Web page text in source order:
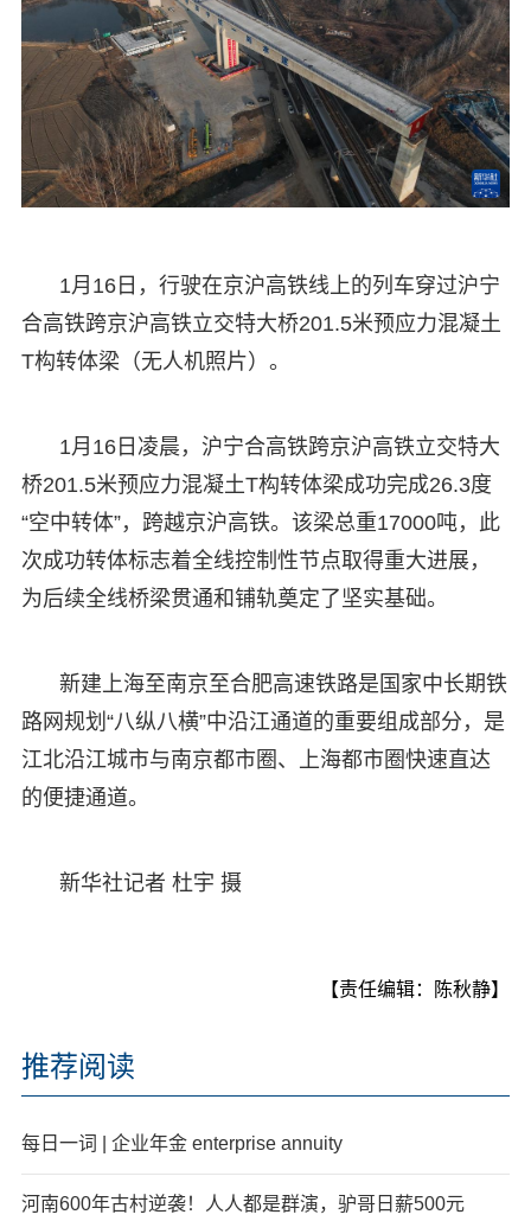
1月16日，行驶在京沪高铁线上的列车穿过沪宁
合高铁跨京沪高铁立交特大桥201.5米预应力混凝土
T构转体梁（无人机照片）。
1月16日凌晨，沪宁合高铁跨京沪高铁立交特大
桥201.5米预应力混凝土T构转体梁成功完成26.3度
“空中转体”，跨越京沪高铁。该梁总重17000吨，此
次成功转体标志着全线控制性节点取得重大进展，
为后续全线桥梁贯通和铺轨奠定了坚实基础。
新建上海至南京至合肥高速铁路是国家中长期铁
路网规划“八纵八横”中沿江通道的重要组成部分，是
江北沿江城市与南京都市圈、上海都市圈快速直达
的便捷通道。
新华社记者 杜宇 摄
【责任编辑：陈秋静】
推荐阅读
每日一词 | 企业年金 enterprise annuity
河南600年古村逆袭！人人都是群演，驴哥日薪500元